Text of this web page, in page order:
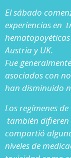
El sábado
experiencias en
hematopoyéticas
Austria y UK.
Fue
asociados con
han disminuido
Los regímenes
también difieren
compartió
niveles de